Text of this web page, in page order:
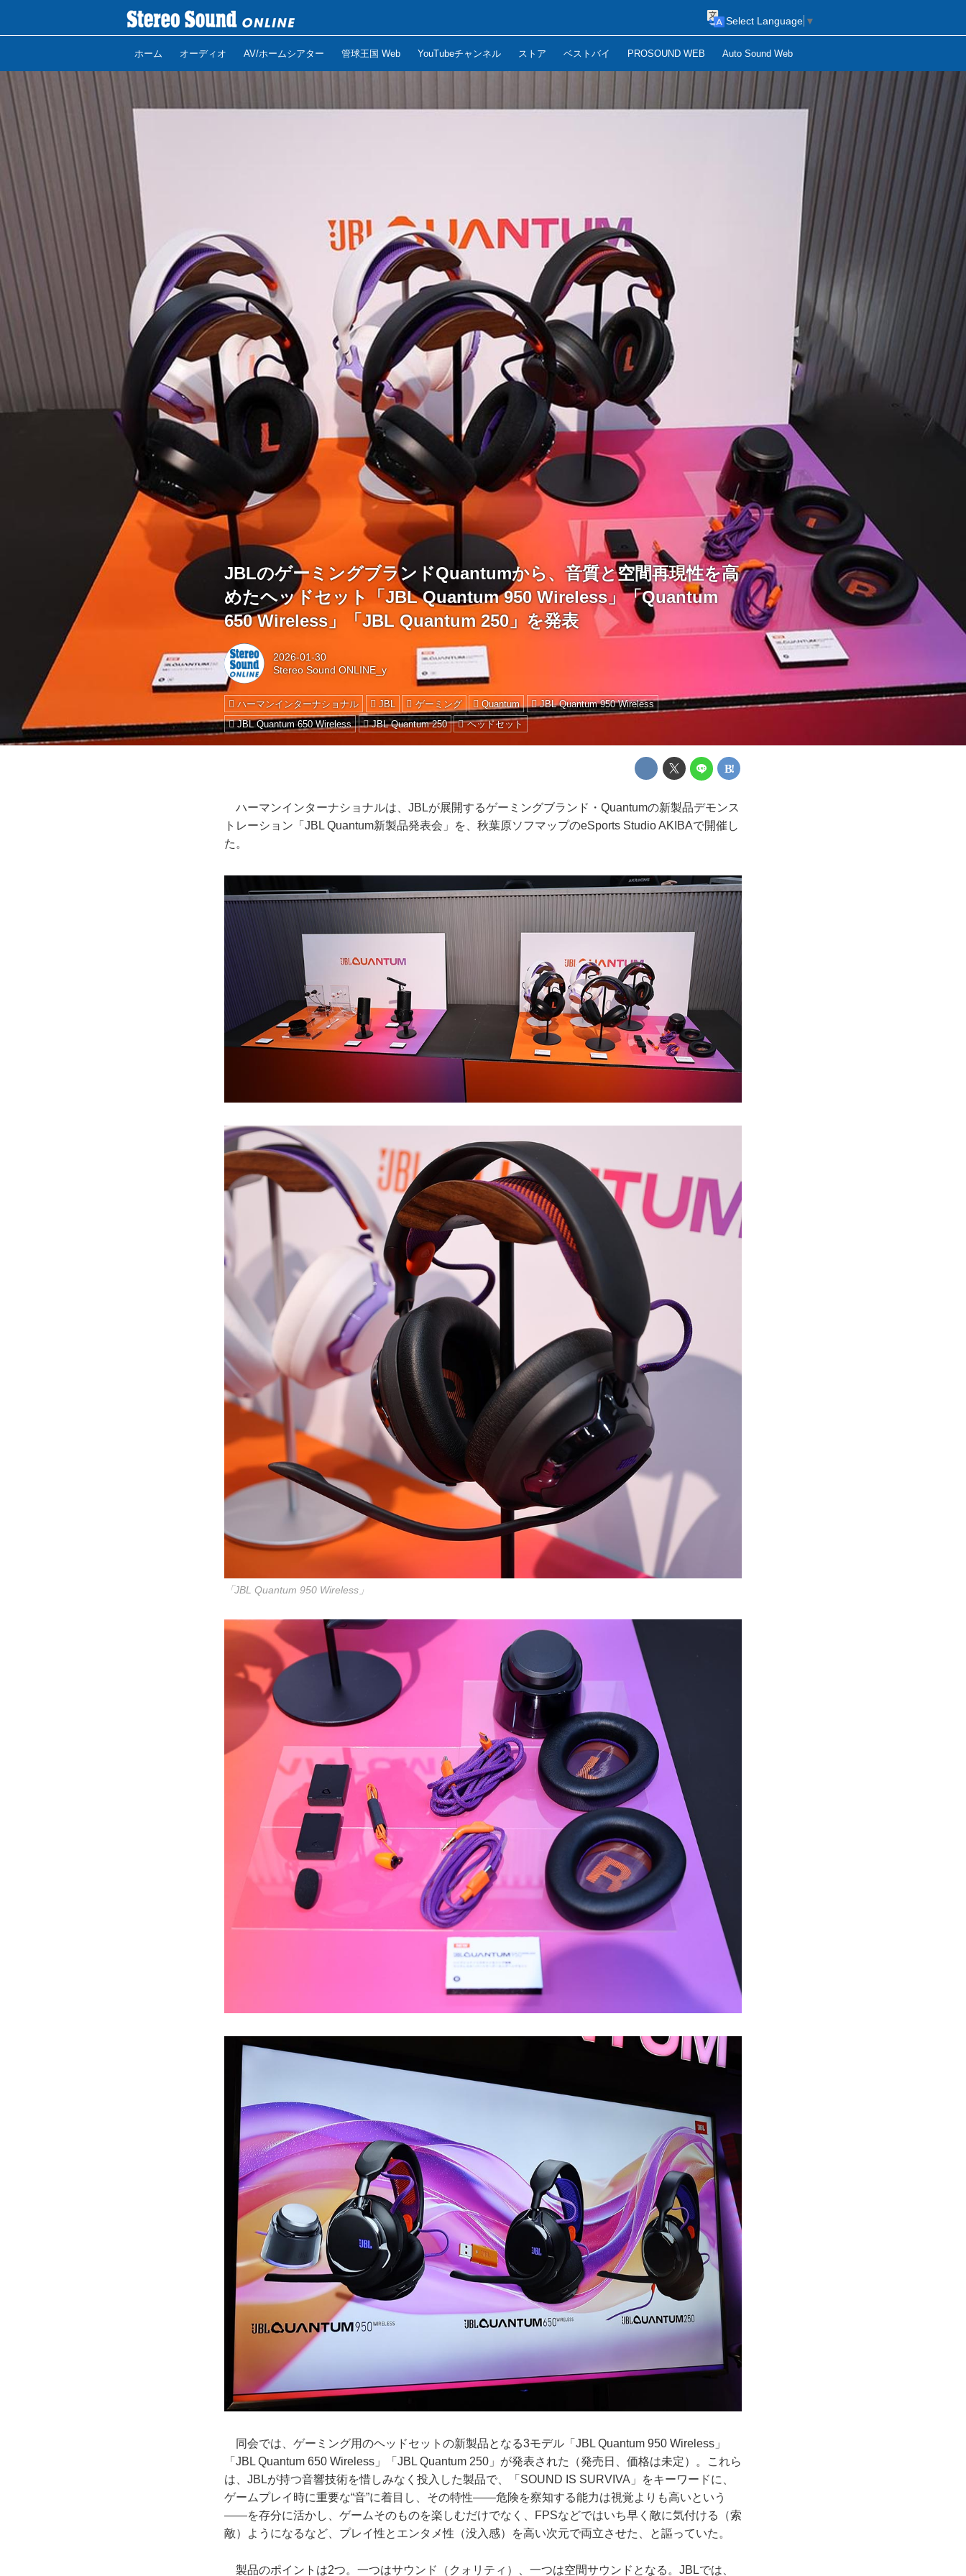
ホーム オーディオ AV/ホームシアター 管球王国 Web YouTubeチャンネル ストア ベストバイ PROSOUND WEB Auto Sound Web
Select Language ▼
JBLのゲーミングブランドQuantumから、音質と空間再現性を高
めたヘッドセット「JBL Quantum 950 Wireless」「Quantum
650 Wireless」「JBL Quantum 250」を発表
2026-01-30
Stereo Sound ONLINE_y
ハーマンインターナショナル JBL ゲーミング Quantum
JBL Quantum 950 Wireless
JBL Quantum 650 Wireless
JBL Quantum 250 ヘッドセット
ハーマンインターナショナルは、JBLが展開するゲーミングブランド・Quantumの新製品デモンス
トレーション「JBL Quantum新製品発表会」を、秋葉原ソフマップのeSports Studio AKIBAで開催し
た。
「JBL Quantum 950 Wireless」
同会では、ゲーミング用のヘッドセットの新製品となる3モデル「JBL Quantum 950 Wireless」
「JBL Quantum 650 Wireless」「JBL Quantum 250」が発表された（発売日、価格は未定）。これら
は、JBLが持つ音響技術を惜しみなく投入した製品で、「SOUND IS SURVIVA」をキーワードに、
ゲームプレイ時に重要な“音”に着目し、その特性――危険を察知する能力は視覚よりも高いという
――を存分に活かし、ゲームそのものを楽しむだけでなく、FPSなどではいち早く敵に気付ける（索
敵）ようになるなど、プレイ性とエンタメ性（没入感）を高い次元で両立させた、と謳っていた。
製品のポイントは2つ。一つはサウンド（クォリティ）、一つは空間サウンドとなる。JBLでは、